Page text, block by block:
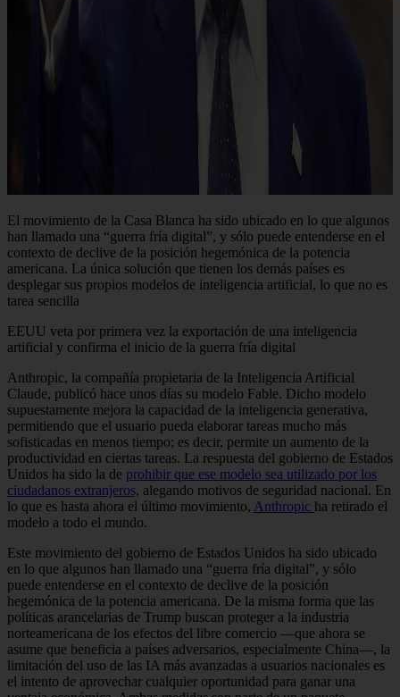
El movimiento de la Casa Blanca ha sido ubicado en lo que algunos
han llamado una “guerra fría digital”, y sólo puede entenderse en el
contexto de declive de la posición hegemónica de la potencia
americana. La única solución que tienen los demás países es
desplegar sus propios modelos de inteligencia artificial, lo que no es
tarea sencilla
EEUU veta por primera vez la exportación de una inteligencia
artificial y confirma el inicio de la guerra fría digital
Anthropic, la compañía propietaria de la Inteligencia Artificial
Claude, publicó hace unos días su modelo Fable. Dicho modelo
supuestamente mejora la capacidad de la inteligencia generativa,
permitiendo que el usuario pueda elaborar tareas mucho más
sofisticadas en menos tiempo; es decir, permite un aumento de la
productividad en ciertas tareas. La respuesta del gobierno de Estados
Unidos ha sido la de prohibir que ese modelo sea utilizado por los
ciudadanos extranjeros, alegando motivos de seguridad nacional. En
lo que es hasta ahora el último movimiento, Anthropic ha retirado el
modelo a todo el mundo.
Este movimiento del gobierno de Estados Unidos ha sido ubicado
en lo que algunos han llamado una “guerra fría digital”, y sólo
puede entenderse en el contexto de declive de la posición
hegemónica de la potencia americana. De la misma forma que las
políticas arancelarias de Trump buscan proteger a la industria
norteamericana de los efectos del libre comercio —que ahora se
asume que beneficia a países adversarios, especialmente China—, la
limitación del uso de las IA más avanzadas a usuarios nacionales es
el intento de aprovechar cualquier oportunidad para ganar una